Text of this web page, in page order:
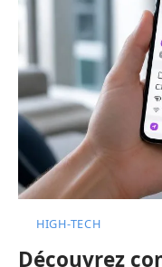
HIGH-TECH
Découvrez